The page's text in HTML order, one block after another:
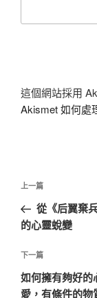
這個網站採用
Akismet 如何處
文
導
覽
上
一
篇
章
上一篇
從《后翼棄
的心靈蛻變
下
一
篇
下一篇
如何擁有夠好
愛，有條件的物